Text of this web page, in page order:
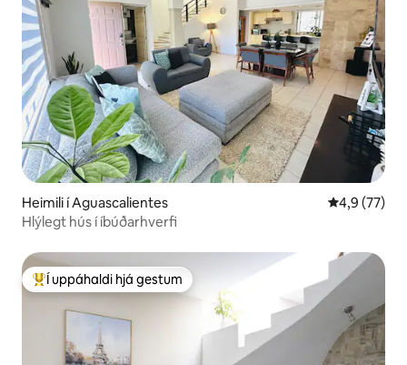
Heimili í Aguascalientes 4,9 af 5 í
4,9 (77)
Hlýlegt hús í íbúðarhverfi
Í mestu uppáhaldi hjá gestum
Í uppáhaldi hjá gestum